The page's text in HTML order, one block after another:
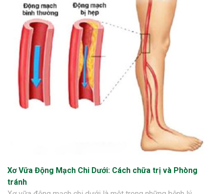
Xơ Vữa Động Mạch Chi Dưới: Cách chữa trị và Phòng
tránh